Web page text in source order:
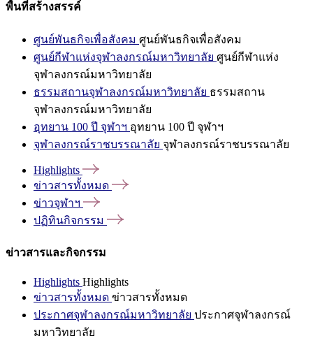
พื้นที่สร้างสรรค์
ศูนย์พันธกิจเพื่อสังคม ศูนย์พันธกิจเพื่อสังคม
ศูนย์กีฬาแห่งจุฬาลงกรณ์มหาวิทยาลัย ศูนย์กีฬาแห่ง
จุฬาลงกรณ์มหาวิทยาลัย
ธรรมสถานจุฬาลงกรณ์มหาวิทยาลัย ธรรมสถาน
จุฬาลงกรณ์มหาวิทยาลัย
อุทยาน 100 ปี จุฬาฯ อุทยาน 100 ปี จุฬาฯ
จุฬาลงกรณ์ราชบรรณาลัย จุฬาลงกรณ์ราชบรรณาลัย
Highlights
ข่าวสารทั้งหมด
ข่าวจุฬาฯ
ปฏิทินกิจกรรม
ข่าวสารและกิจกรรม
Highlights Highlights
ข่าวสารทั้งหมด ข่าวสารทั้งหมด
ประกาศจุฬาลงกรณ์มหาวิทยาลัย ประกาศจุฬาลงกรณ์
มหาวิทยาลัย